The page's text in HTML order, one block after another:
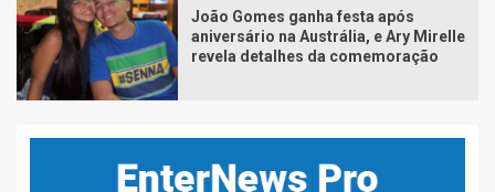
João Gomes ganha festa após
aniversário na Austrália, e Ary Mirelle
revela detalhes da comemoração